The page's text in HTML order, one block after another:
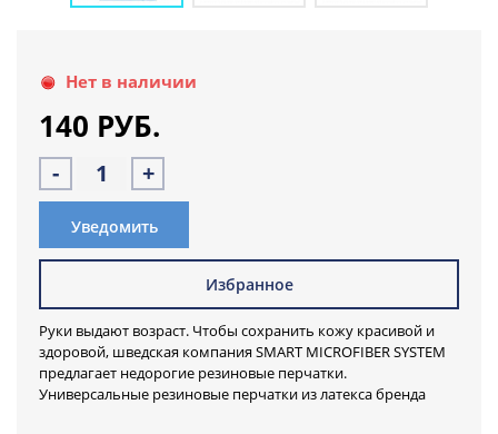
Нет в наличии
140 РУБ.
- +
Уведомить
Избранное
Руки выдают возраст. Чтобы сохранить кожу красивой и
здоровой, шведская компания SMART MICROFIBER SYSTEM
предлагает недорогие резиновые перчатки.
Универсальные резиновые перчатки из латекса бренда